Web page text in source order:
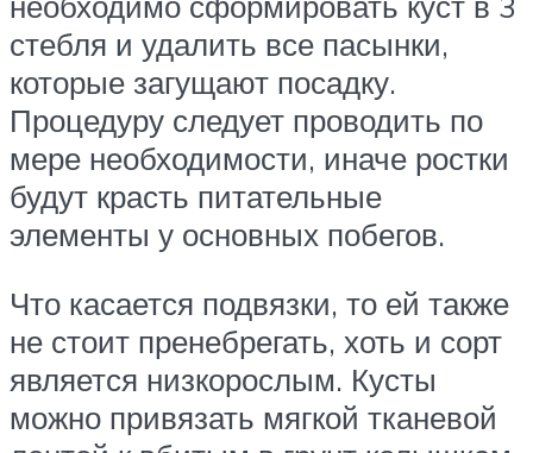
стебля и удалить все пасынки,
которые загущают посадку.
Процедуру следует проводить по
мере необходимости, иначе ростки
будут красть питательные
элементы у основных побегов.
Что касается подвязки, то ей также
не стоит пренебрегать, хоть и сорт
является низкорослым. Кусты
можно привязать мягкой тканевой